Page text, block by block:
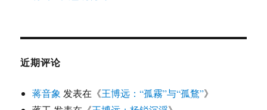
近期评论
蒋音象 发表在《王博远：“孤霧”与“孤鶩”》